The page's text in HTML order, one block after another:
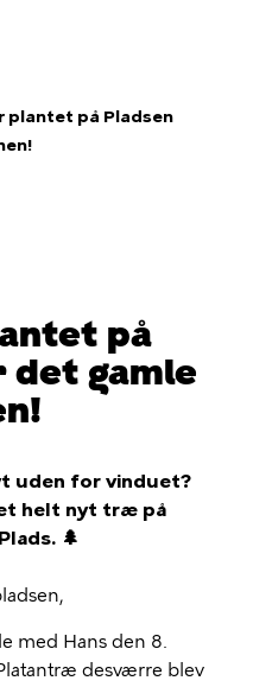
plantet på Pladsen
på
det gamle
uden for vinduet?
helt nyt træ på
🌲
med Hans den 8.
desværre blev